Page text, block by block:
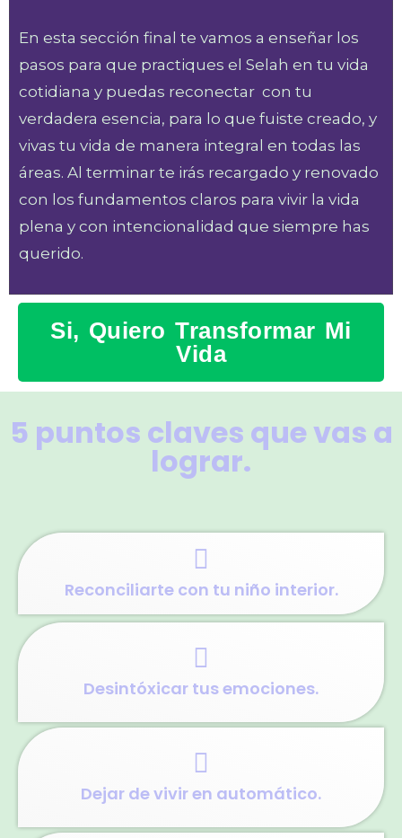
En esta sección final te vamos a enseñar los
pasos para que practiques el Selah en tu vida
cotidiana y puedas reconectar con tu
verdadera esencia, para lo que fuiste creado, y
vivas tu vida de manera integral en todas las
áreas. Al terminar te irás recargado y renovado
con los fundamentos claros para vivir la vida
plena y con intencionalidad que siempre has
querido.
Si, Quiero Transformar Mi
Vida
5 puntos claves que vas a
lograr.
Reconciliarte con tu niño interior.
Desintóxicar tus emociones.
Dejar de vivir en automático.